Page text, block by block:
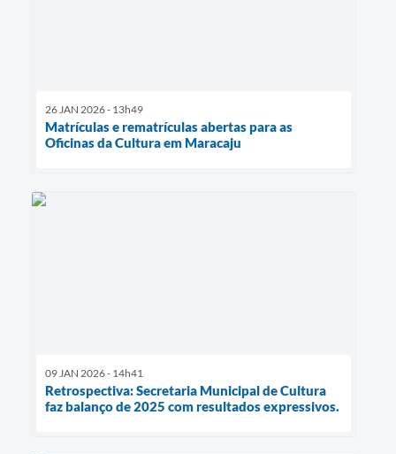
26 JAN 2026 - 13h49
Matrículas e rematrículas abertas para as
Oficinas da Cultura em Maracaju
09 JAN 2026 - 14h41
Retrospectiva: Secretaria Municipal de Cultura
faz balanço de 2025 com resultados expressivos.